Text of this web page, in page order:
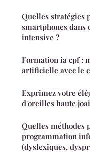
Quelles stratégies
smartphones
intensive ?
Formation ia cpf :
artificielle avec le
Exprimez votre
d'oreilles haute
Quelles méthodes
programmation
(dyslexiques,